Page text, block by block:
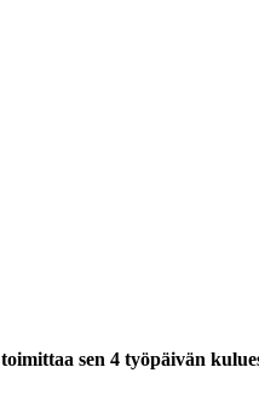
toimittaa sen 4 työpäivän